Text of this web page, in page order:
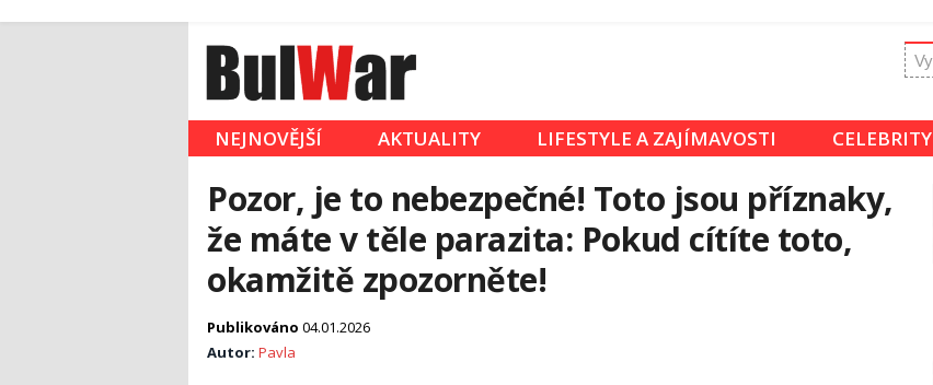
NEJNOVĚJŠÍ AKTUALITY LIFESTYLE A ZAJÍMAVOSTI CELEBRITY
Pozor, je to nebezpečné! Toto jsou příznaky,
že máte v těle parazita: Pokud cítíte toto,
okamžitě zpozorněte!
Publikováno 04.01.2026
Autor: Pavla